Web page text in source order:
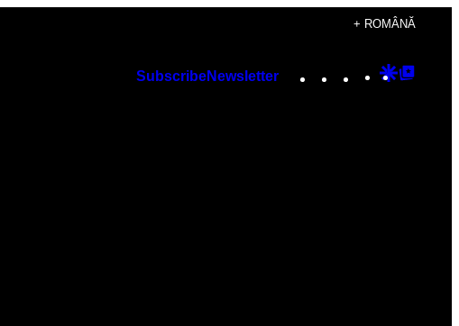
+ ROMÂNĂ
SubscribeNewsletter Instagram
TikTok
YouTube
Google